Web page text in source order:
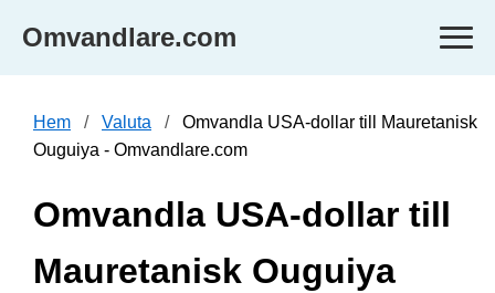
Omvandlare.com
Hem Valuta
Omvandla USA-dollar till Mauretanisk
Ouguiya - Omvandlare.com
Omvandla USA-dollar till
Mauretanisk Ouguiya